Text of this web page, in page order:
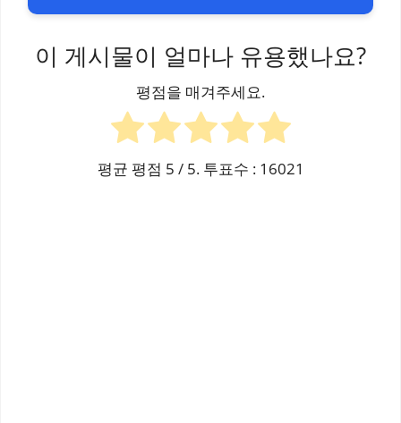
이 게시물이 얼마나 유용했나요?
평점을 매겨주세요.
평균 평점 5 / 5. 투표수 : 16021